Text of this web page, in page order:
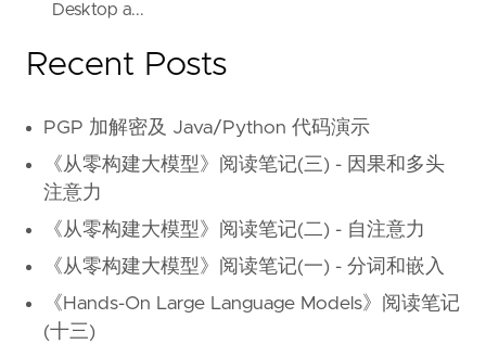
Desktop a...
Recent Posts
PGP 加解密及 Java/Python 代码演示
《从零构建大模型》阅读笔记(三) - 因果和多头
注意力
《从零构建大模型》阅读笔记(二) - 自注意力
《从零构建大模型》阅读笔记(一) - 分词和嵌入
《Hands-On Large Language Models》阅读笔记
(十三)